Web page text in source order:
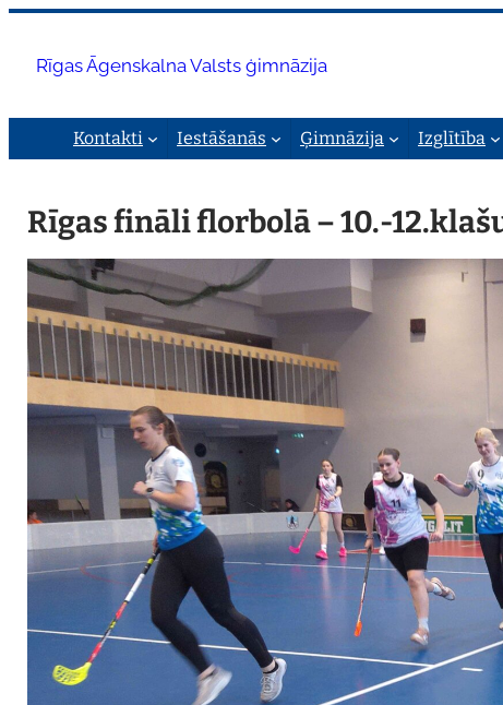
Rīgas Āgenskalna Valsts ģimnāzija
Kontakti Iestāšanās Ģimnāzija Izglītība
Rīgas fināli florbolā – 10.-